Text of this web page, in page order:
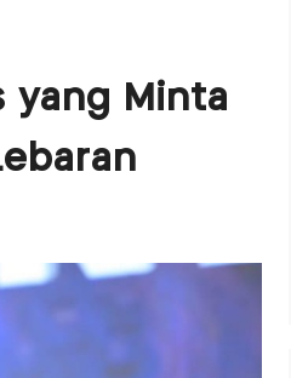
yang Minta